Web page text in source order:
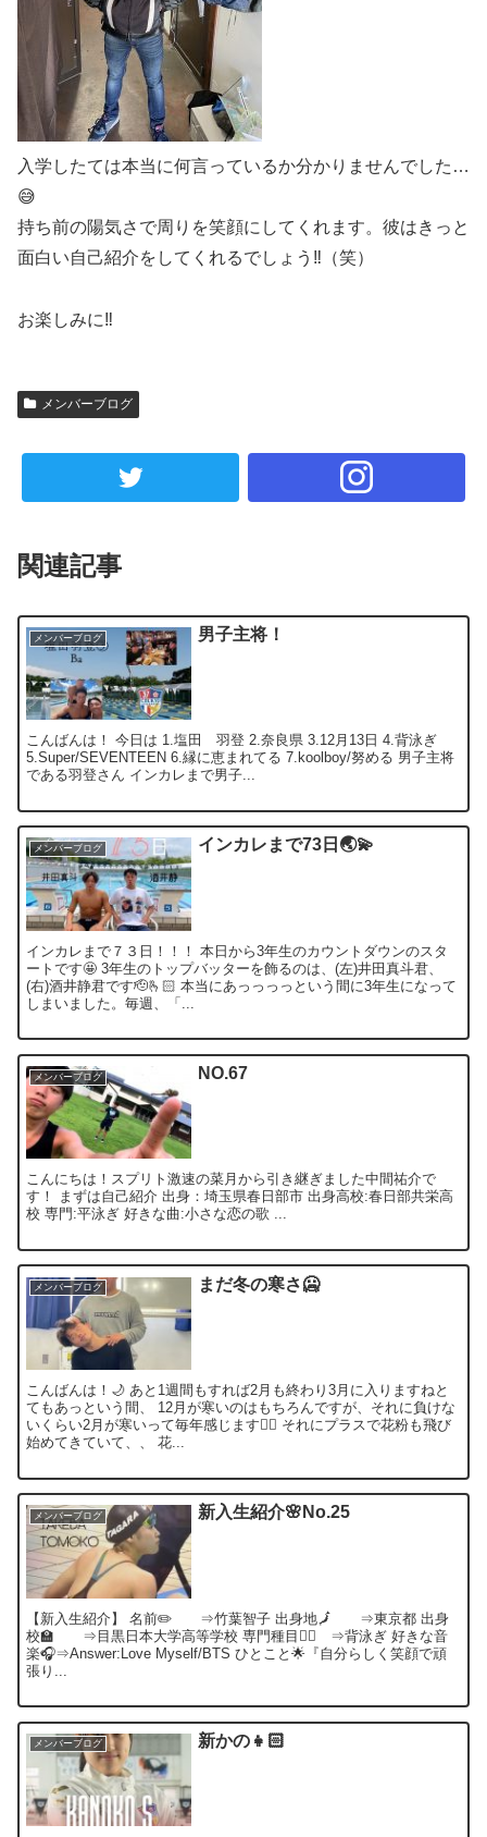
入学したては本当に何言っているか分かりませんでした…
😅
持ち前の陽気さで周りを笑顔にしてくれます。彼はきっと
面白い自己紹介をしてくれるでしょう‼（笑）
お楽しみに‼
メンバーブログ
関連記事
メンバーブログ 男子主将！
こんばんは！ 今日は 1.塩田 羽登 2.奈良県 3.12月13日 4.背泳ぎ
5.Super/SEVENTEEN 6.縁に恵まれてる 7.koolboy/努める 男子主将
である羽登さん インカレまで男子...
メンバーブログ インカレまで73日🌏💫
インカレまで７３日！！！ 本日から3年生のカウントダウンのスタ
ートです🤩 3年生のトップバッターを飾るのは、(左)井田真斗君、
(右)酒井静君です🫡🫰🏻 本当にあっっっっという間に3年生になって
しまいました。毎週、「...
メンバーブログ NO.67
こんにちは！スプリト激速の菜月から引き継ぎました中間祐介で
す！ まずは自己紹介 出身：埼玉県春日部市 出身高校:春日部共栄高
校 専門:平泳ぎ 好きな曲:小さな恋の歌 ...
メンバーブログ まだ冬の寒さ🥶
こんばんは！🌙 あと1週間もすれば2月も終わり3月に入りますねと
てもあっという間、 12月が寒いのはもちろんですが、それに負けな
いくらい2月が寒いって毎年感じます😵‍💫 それにプラスで花粉も飛び
始めてきていて、、 花...
メンバーブログ 新入生紹介🌸No.25
【新入生紹介】 名前✏️ ⇒竹葉智子 出身地🗾 ⇒東京都 出身
校🏫 ⇒目黒日本大学高等学校 専門種目🏊‍♂️ ⇒背泳ぎ 好きな音
楽🎧⇒Answer:Love Myself/BTS ひとこと🌟『自分らしく笑顔で頑
張り...
メンバーブログ 新かの👧🏻‎